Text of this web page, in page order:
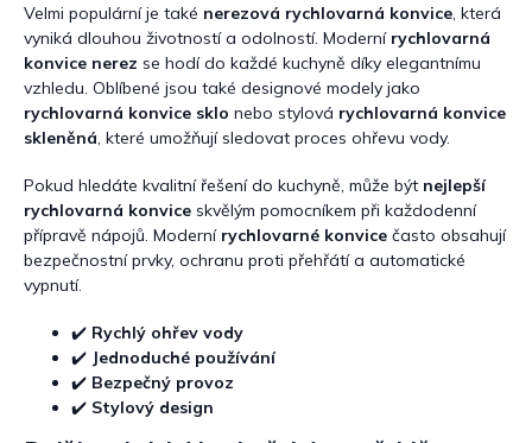
i
s
u
Velmi populární je také nerezová rychlovarná konvice, která
vyniká dlouhou životností a odolností. Moderní rychlovarná
konvice nerez se hodí do každé kuchyně díky elegantnímu
vzhledu. Oblíbené jsou také designové modely jako
rychlovarná konvice sklo nebo stylová rychlovarná konvice
skleněná, které umožňují sledovat proces ohřevu vody.
Pokud hledáte kvalitní řešení do kuchyně, může být nejlepší
rychlovarná konvice skvělým pomocníkem při každodenní
přípravě nápojů. Moderní rychlovarné konvice často obsahují
bezpečnostní prvky, ochranu proti přehřátí a automatické
vypnutí.
✔️ Rychlý ohřev vody
✔️ Jednoduché používání
✔️ Bezpečný provoz
✔️ Stylový design